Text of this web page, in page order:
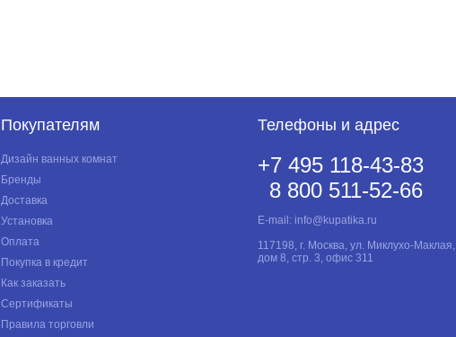
Покупателям
Дизайн ванных комнат
Бренды
Доставка
Установка
Оплата
Покупка в кредит
Как заказать
Сертификаты
Правила торговли
Телефоны и адрес
+7 495 118-43-83
8 800 511-52-66
E-mail: info@kupatika.ru
117198, г. Москва, ул. Миклухо-Маклая,
дом 8, стр. 3, офис 311